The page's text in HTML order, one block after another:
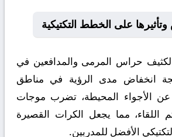
على الخطط التكتيكية
حراس المرمى والمدافعين في
انخفاض مدى الرؤية في مناطق
عن الأجواء المحيطة، تضرب موجات
اللقاء، مما يجعل الكرات القصيرة
الأفضل للمدربين.